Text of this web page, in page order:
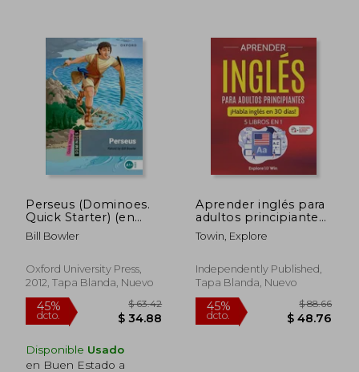
45%
dcto.
$ 81.91
$ 45.05
45%
dcto.
$
$
Perseus (Dominoes.
Quick Starter) (en
Inglés)
Bill Bowler
Oxford University Press,
2012, Tapa Blanda, Nuevo
Disponible Usado
en Buen Estado a
Aprender inglés para
adultos principiantes:
5 libros en 1: ¡Habla
inglés en 30 días!
Towin, Explore
Independently Published,
Tapa Blanda, Nuevo